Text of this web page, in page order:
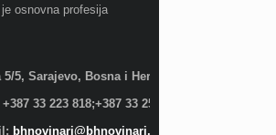
osnovna profesija
5, Sarajevo, Bosna i Hercegovina;
33 223 818;+387 33 255 600
bhnovinari@bhnovinari.ba